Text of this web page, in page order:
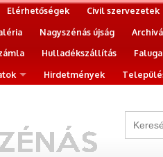
Elérhetőségek Civil szervezetek
Nagyszénás újság
Hulladékszállítás
Hirdetmények